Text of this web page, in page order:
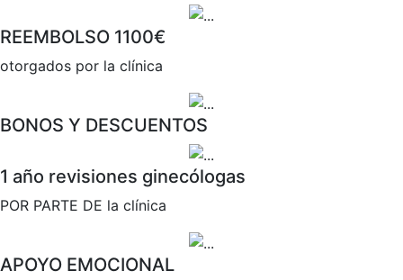
REEMBOLSO 1100€
otorgados por la clínica
BONOS Y DESCUENTOS
1 año revisiones ginecólogas
POR PARTE DE la clínica
APOYO EMOCIONAL